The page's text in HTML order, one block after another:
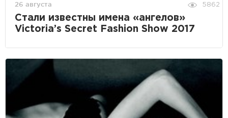
26 августа 5862
Стали известны имена «ангелов»
Victoria’s Secret Fashion Show 2017